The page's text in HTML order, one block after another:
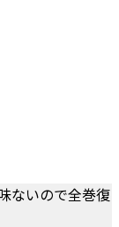
ないので全巻復